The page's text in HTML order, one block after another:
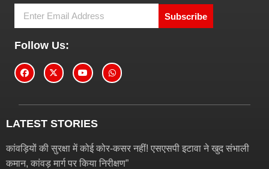
Subscribe
Follow Us:
LATEST STORIES
कांवड़ियों की सुरक्षा में कोई कोर-कसर नहीं! एसएसपी इटावा ने खुद संभाली
कमान, कांवड़ मार्ग पर किया निरीक्षण”